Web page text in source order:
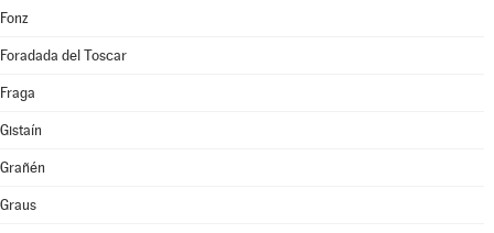
Fonz
Foradada del Toscar
Fraga
Gistaín
Grañén
Graus